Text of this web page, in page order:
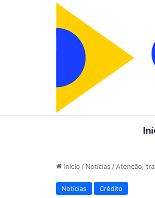
Início / Notícias / Atenção,
Notícias Crédito